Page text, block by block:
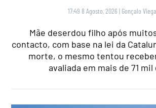
17:49 8 Agosto, 2026 | Gonçalo
Mãe deserdou filho após
contacto, com base na lei da
morte, o mesmo tentou
avaliada em mais de 71